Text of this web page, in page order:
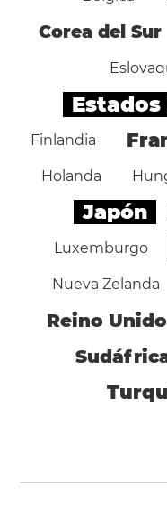
Corea del Sur
Finlandia
Holanda
Japón
Luxemburgo
Nueva Zelanda
Reino Unido